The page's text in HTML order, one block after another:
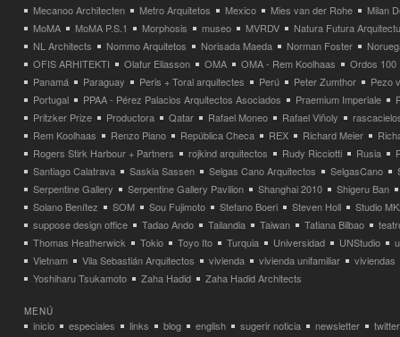
Mecanoo Architecten
Metro Arquitetos Mexico Mies van der Rohe
Milan
MoMA
MoMA P.S.1 Morphosis museo MVRDV
Natura Futura
NL Architects
Nommo Arquitetos Norisada Maeda Norman Foster
OFIS ARHITEKTI
Olafur Eliasson OMA OMA - Rem Koolhaas
Ordos 100
Panamá
Paraguay Peris + Toral arquitectes Perú Peter Zumthor
Pezo
Portugal
PPAA - Pérez Palacios Arquitectos Asociados Praemium Imperiale
Pritzker Prize
Productora Qatar Rafael Moneo Rafael Viñoly
Rem Koolhaas
Renzo Piano República Checa REX Richard Meier
Rogers Stirk Harbour + Partners
rojkind arquitectos Rudy Ricciotti Rusia
Santiago Calatrava
Saskia Sassen Selgas Cano Arquitectos SelgasCano
Serpentine Gallery
Serpentine Gallery Pavilion Shanghai 2010
Shigeru Ban
Solano Benítez
SOM Sou Fujimoto Stefano Boeri Steven Holl
Studio
suppose design office
Tadao Ando Tailandia Taiwan Tatiana Bilbao
Thomas Heatherwick
Tokio Toyo Ito Turquia Universidad UNStudio
Vietnam
Vila Sebastián Arquitectos vivienda vivienda unifamiliar
viviendas
Yoshiharu Tsukamoto
Zaha Hadid Zaha Hadid Architects
MENÚ
inicio especiales links blog english sugerir noticia newsletter twitter